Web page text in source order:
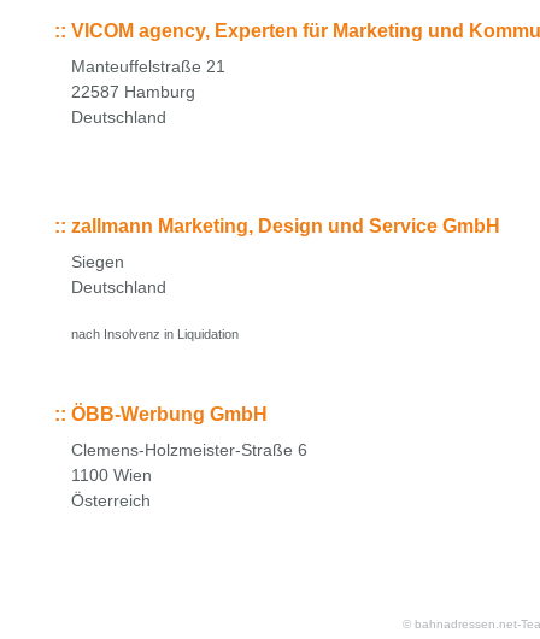
:: VICOM agency, Experten für Marketing und
Manteuffelstraße 21
22587 Hamburg
Deutschland
:: zallmann Marketing, Design und Service GmbH
Siegen
Deutschland
nach Insolvenz in Liquidation
:: ÖBB-Werbung GmbH
Clemens-Holzmeister-Straße 6
1100 Wien
Österreich
© bahnadressen.net-